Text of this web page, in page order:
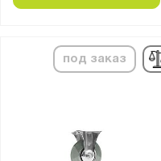
под заказ